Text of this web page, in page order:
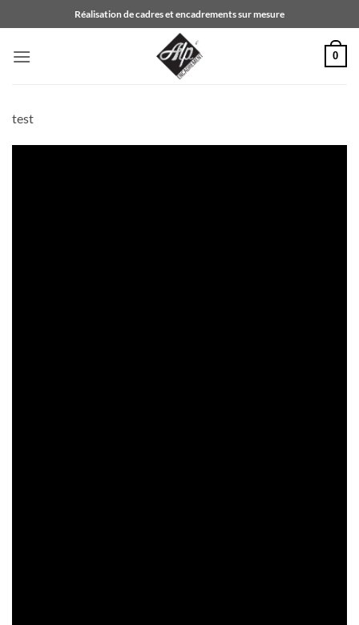
au
contenu
Réalisation de cadres et encadrements sur mesure
0
test